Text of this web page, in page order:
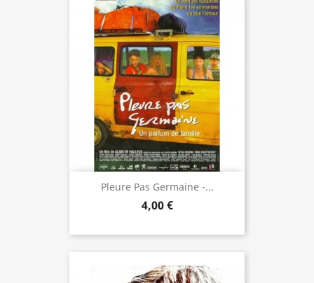
Pleure Pas Germaine -...
4,00 €